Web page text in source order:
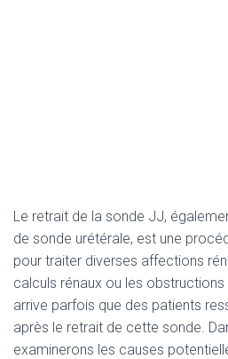
Le retrait de la sonde JJ,
de sonde urétérale, est une
pour traiter diverses affections
calculs rénaux ou les obstructions
arrive parfois que des patients
après le retrait de cette sonde.
examinerons les causes